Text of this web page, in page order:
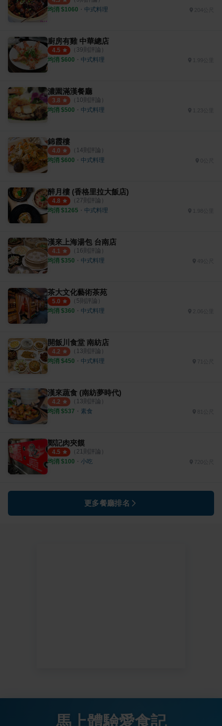
均消 $1060 ・ 中式料理 204公尺
廚房有雞 中華總店
4.5 （ 39則評論）
均消 $600 ・ 中式料理
濃園滿漢餐廳
3.8 （ 10則評論）
均消 $500 ・ 中式料理
錦霞樓
4.0 （ 14則評論）
均消 $600 ・ 中式料理
醉月樓 (香格里拉大飯店)
4.8 （ 27則評論）
均消 $1265 ・ 中式料理
漢來上海湯包 台南店
4.1 （ 16則評論）
均消 $350 ・ 中式料理 49公尺
茶大文化藝術茶苑
5.0 （ 5則評論）
均消 $360 ・ 中式料理
開飯川食堂 南紡店
4.2 （ 13則評論）
均消 $450 ・ 中式料理
漢來蔬食 (南紡夢時代)
4.2 （ 13則評論）
均消 $537 ・ 素食
鄭記肉夾饃
4.5 （ 21則評論）
均消 $100 ・ 小吃
更多餐廳排名
馬上體驗愛食記